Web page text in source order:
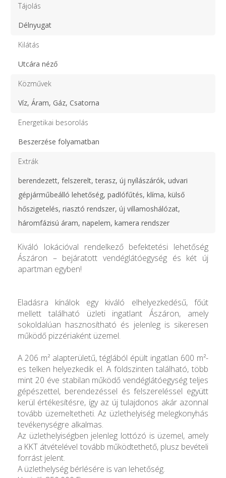
Tájolás
Délnyugat
Kilátás
Utcára néző
Közművek
Víz, Áram, Gáz, Csatorna
Energetikai besorolás
Beszerzése folyamatban
Extrák
berendezett, felszerelt, terasz, új nyílászárók, udvari
gépjárműbeálló lehetőség, padlófűtés, klíma, külső
hőszigetelés, riasztó rendszer, új villamoshálózat,
háromfázisú áram, napelem, kamera rendszer
Kiváló lokációval rendelkező befektetési lehetőség
Ászáron – bejáratott vendéglátóegység és két új
apartman egyben!
Eladásra kínálok egy kiváló elhelyezkedésű, főút
mellett található üzleti ingatlant Ászáron, amely
sokoldalúan hasznosítható és jelenleg is sikeresen
működő pizzériaként üzemel.
A 206 m² alapterületű, téglából épült ingatlan 600 m²-
es telken helyezkedik el. A földszinten található, több
mint 20 éve stabilan működő vendéglátóegység teljes
gépészettel, berendezéssel és felszereléssel együtt
kerül értékesítésre, így az új tulajdonos akár azonnal
tovább üzemeltetheti. Az üzlethelyiség melegkonyhás
tevékenységre alkalmas.
Az üzlethelyiségben jelenleg lottózó is üzemel, amely
a KKT átvételével tovább működtethető, plusz bevételi
forrást jelent.
A üzlethelység bérlésére is van lehetőség.